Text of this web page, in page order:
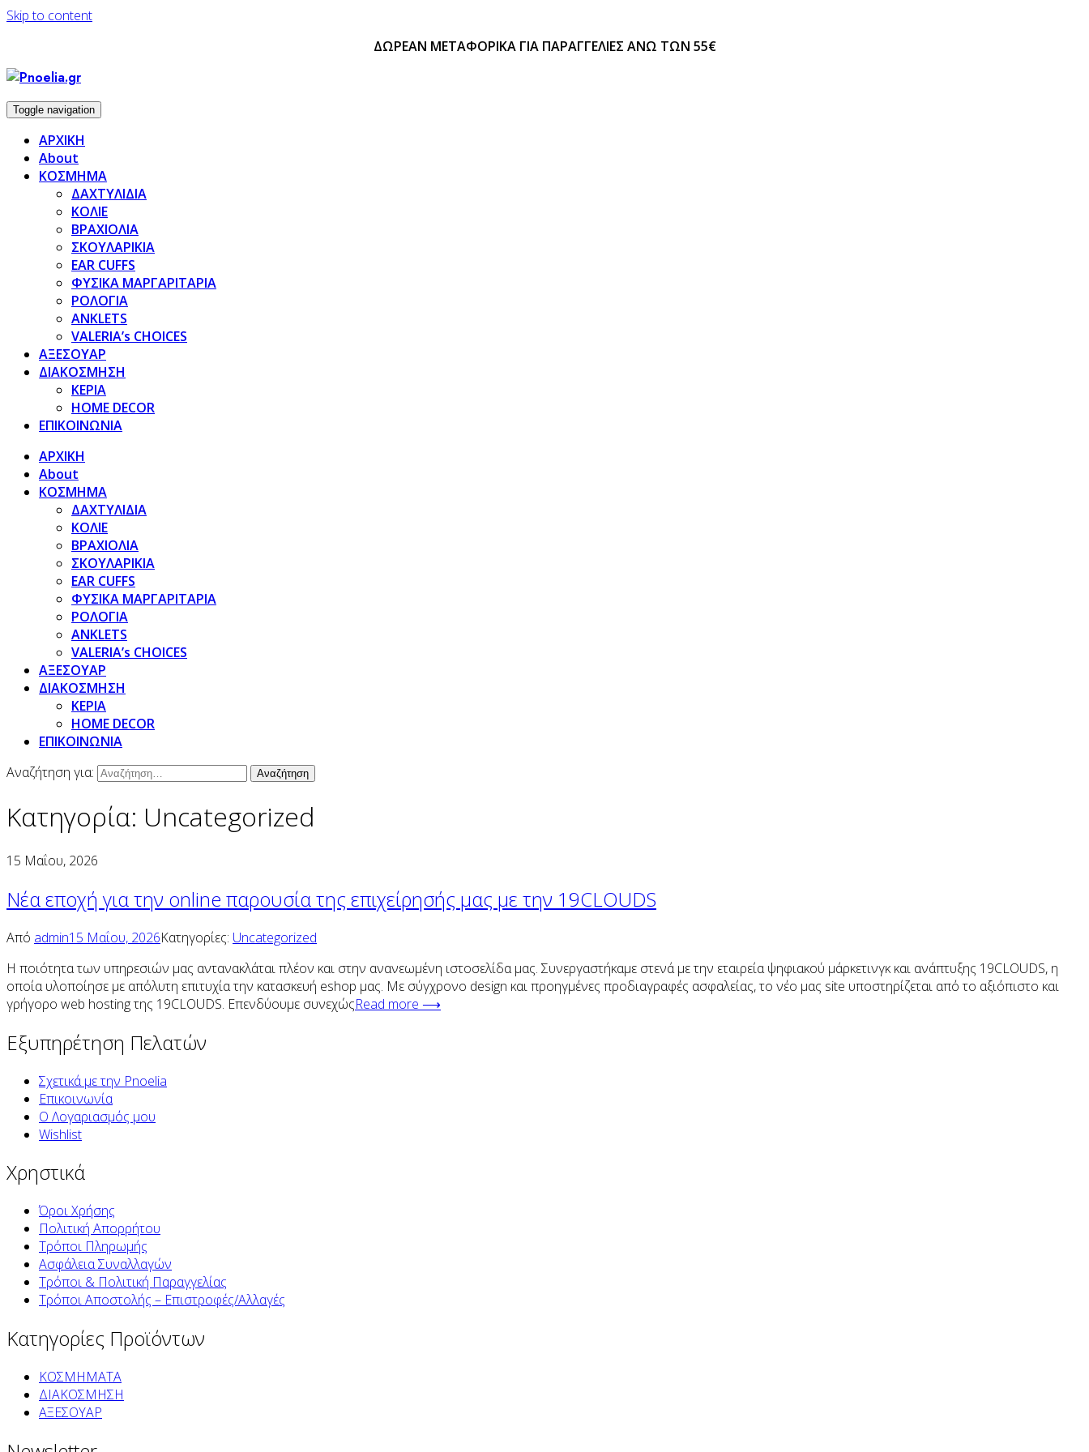
Skip to content
ΔΩΡΕΑΝ ΜΕΤΑΦΟΡΙΚΑ ΓΙΑ ΠΑΡΑΓΓΕΛΙΕΣ ΑΝΩ ΤΩΝ 55€
Toggle navigation
ΑΡΧΙΚΗ
About
ΚΟΣΜΗΜΑ
ΔΑΧΤΥΛΙΔΙΑ
ΚΟΛΙΕ
ΒΡΑΧΙΟΛΙΑ
ΣΚΟΥΛΑΡΙΚΙΑ
EAR CUFFS
ΦΥΣΙΚΑ ΜΑΡΓΑΡΙΤΑΡΙΑ
ΡΟΛΟΓΙΑ
ANKLETS
VALERIA’s CHOICES
ΑΞΕΣΟΥΑΡ
ΔΙΑΚΟΣΜΗΣΗ
ΚΕΡΙΑ
HOME DECOR
ΕΠΙΚΟΙΝΩΝΙΑ
ΑΡΧΙΚΗ
About
ΚΟΣΜΗΜΑ
ΔΑΧΤΥΛΙΔΙΑ
ΚΟΛΙΕ
ΒΡΑΧΙΟΛΙΑ
ΣΚΟΥΛΑΡΙΚΙΑ
EAR CUFFS
ΦΥΣΙΚΑ ΜΑΡΓΑΡΙΤΑΡΙΑ
ΡΟΛΟΓΙΑ
ANKLETS
VALERIA’s CHOICES
ΑΞΕΣΟΥΑΡ
ΔΙΑΚΟΣΜΗΣΗ
ΚΕΡΙΑ
HOME DECOR
ΕΠΙΚΟΙΝΩΝΙΑ
Αναζήτηση για:
Κατηγορία: Uncategorized
15 Μαΐου, 2026
Νέα εποχή για την online παρουσία της επιχείρησής μας με την 19CLOUDS
Από admin15 Μαΐου, 2026Κατηγορίες: Uncategorized
Η ποιότητα των υπηρεσιών μας αντανακλάται πλέον και στην ανανεωμένη ιστοσελίδα μας. Συνεργαστήκαμε στενά με την εταιρεία ψηφιακού μάρκετινγκ και ανάπτυξης 19CLOUDS, η
οποία υλοποίησε με απόλυτη επιτυχία την κατασκευή eshop μας. Με σύγχρονο design και προηγμένες προδιαγραφές ασφαλείας, το νέο μας site υποστηρίζεται από το αξιόπιστο και
γρήγορο web hosting της 19CLOUDS. Επενδύουμε συνεχώςRead more ⟶
Εξυπηρέτηση Πελατών
Σχετικά με την Pnoelia
Επικοινωνία
Ο Λογαριασμός μου
Wishlist
Χρηστικά
Όροι Χρήσης
Πολιτική Απορρήτου
Τρόποι Πληρωμής
Ασφάλεια Συναλλαγών
Τρόποι & Πολιτική Παραγγελίας
Τρόποι Αποστολής – Επιστροφές/Αλλαγές
Κατηγορίες Προϊόντων
ΚΟΣΜΗΜΑΤΑ
ΔΙΑΚΟΣΜΗΣΗ
ΑΞΕΣΟΥΑΡ